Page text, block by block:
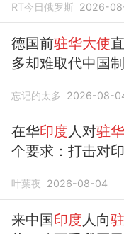
RT今日俄罗斯 2026-
德国前驻华大使
多却难取代中国
忘记的太多 2026-08-
在华印度人对驻
个要求：打击对
叶葉夜 2026-08-04
来中国印度人向